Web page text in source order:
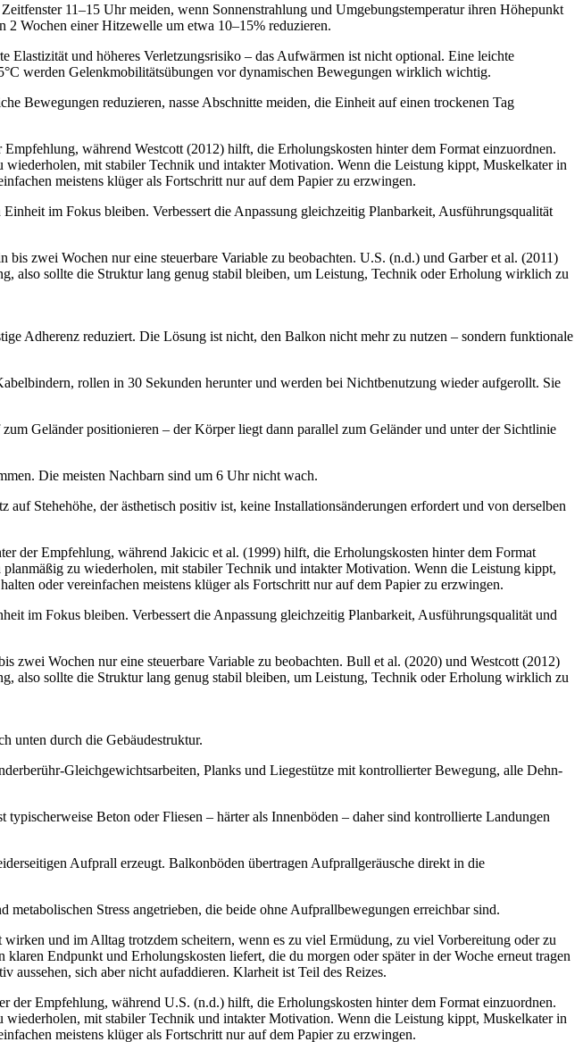
11–15 Uhr meiden, wenn Sonnenstrahlung und Umgebungstemperatur ihren Höhepunkt
Wochen einer Hitzewelle um etwa 10–15% reduzieren.
und höheres Verletzungsrisiko – das Aufwärmen ist nicht optional. Eine leichte
werden Gelenkmobilitätsübungen vor dynamischen Bewegungen wirklich wichtig.
Bewegungen reduzieren, nasse Abschnitte meiden, die Einheit auf einen trockenen Tag
während Westcott (2012) hilft, die Erholungskosten hinter dem Format einzuordnen.
mit stabiler Technik und intakter Motivation. Wenn die Leistung kippt, Muskelkater in
meistens klüger als Fortschritt nur auf dem Papier zu erzwingen.
im Fokus bleiben. Verbessert die Anpassung gleichzeitig Planbarkeit, Ausführungsqualität
zwei Wochen nur eine steuerbare Variable zu beobachten. U.S. (n.d.) und Garber et al. (2011)
also sollte die Struktur lang genug stabil bleiben, um Leistung, Technik oder Erholung wirklich zu
Adherenz reduziert. Die Lösung ist nicht, den Balkon nicht mehr zu nutzen – sondern funktionale
rollen in 30 Sekunden herunter und werden bei Nichtbenutzung wieder aufgerollt. Sie
Geländer positionieren – der Körper liegt dann parallel zum Geländer und unter der Sichtlinie
Die meisten Nachbarn sind um 6 Uhr nicht wach.
Stehehöhe, der ästhetisch positiv ist, keine Installationsänderungen erfordert und von derselben
der Empfehlung, während Jakicic et al. (1999) hilft, die Erholungskosten hinter dem Format
zu wiederholen, mit stabiler Technik und intakter Motivation. Wenn die Leistung kippt,
oder vereinfachen meistens klüger als Fortschritt nur auf dem Papier zu erzwingen.
im Fokus bleiben. Verbessert die Anpassung gleichzeitig Planbarkeit, Ausführungsqualität und
zwei Wochen nur eine steuerbare Variable zu beobachten. Bull et al. (2020) und Westcott (2012)
also sollte die Struktur lang genug stabil bleiben, um Leistung, Technik oder Erholung wirklich zu
unten durch die Gebäudestruktur.
Gleichgewichtsarbeiten, Planks und Liegestütze mit kontrollierter Bewegung, alle Dehn-
Beton oder Fliesen – härter als Innenböden – daher sind kontrollierte Landungen
Aufprall erzeugt. Balkonböden übertragen Aufprallgeräusche direkt in die
Stress angetrieben, die beide ohne Aufprallbewegungen erreichbar sind.
und im Alltag trotzdem scheitern, wenn es zu viel Ermüdung, zu viel Vorbereitung oder zu
Endpunkt und Erholungskosten liefert, die du morgen oder später in der Woche erneut tragen
aussehen, sich aber nicht aufaddieren. Klarheit ist Teil des Reizes.
der Empfehlung, während U.S. (n.d.) hilft, die Erholungskosten hinter dem Format einzuordnen.
mit stabiler Technik und intakter Motivation. Wenn die Leistung kippt, Muskelkater in
meistens klüger als Fortschritt nur auf dem Papier zu erzwingen.